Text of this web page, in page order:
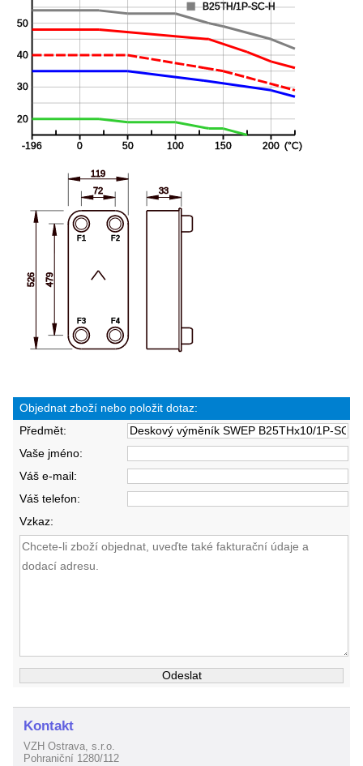
Objednat zboží nebo položit dotaz:
Předmět:
Vaše jméno:
Váš e-mail:
Váš telefon:
Vzkaz:
Kontakt
VZH Ostrava, s.r.o.
Pohraniční 1280/112